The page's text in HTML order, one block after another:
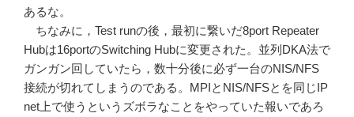
あるな。
ちなみに，Test runの後，最初に繋いだ8port Repeater
Hubは16portのSwitching Hubに変更された。並列DKA法で
ガンガン回していたら，数十分後に必ず一台のNIS/NFS
接続が切れてしまうのである。MPIとNIS/NFSとを同じIP
net上で使うというズボラなことをやっていた報いであろ